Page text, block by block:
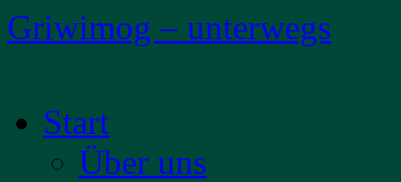
Griwimog – unterwegs
Inhalt
springenStart
Über uns